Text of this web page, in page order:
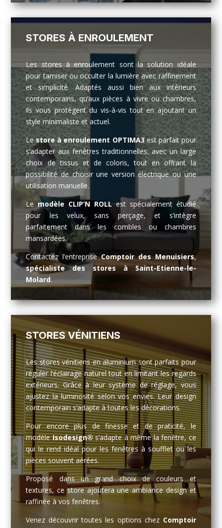
STORES À ENROULEMENT
Les stores à enroulement sont la solution idéale
pour tamiser ou occulter la lumière avec raffinement
et simplicité. Adaptés aussi bien aux intérieurs
contemporains, qu’aux pièces à vivre ou chambres,
ils vous protègent du vis-à-vis tout en ajoutant un
style minimaliste et actuel.
Lestore à enroulement OPTIMA3est parfait pour
s’adapter aux fenêtres traditionnelles, avec un large
choix de tissus et de coloris, tout en offrant la
possibilité de choisir une version électrique ou une
utilisation manuelle.
Lemodèle CLIP’N ROLLest spécialement étudié
pour les velux, sans perçage, et s’intègre
parfaitement dans les combles ou chambres
mansardées.
Contactez l’entrepriseComptoir des Menuisiers,
spécialiste des stores à Saint-Etienne-le-
Molard.
STORES VÉNITIENS
Les stores vénitiens en aluminium sont parfaits pour
réguler l’éclairage naturel tout en limitant les regards
extérieurs. Grâce à leur système de réglage, vous
ajustez la luminosité selon vos envies. Leur design
contemporain s’adapte à toutes les décorations.
Pour encore plus de finesse et de praticité, le
modèleIsodesign®s’adapte à même la fenêtre, ce
qui le rend idéal pour les fenêtres à soufflet ou les
pièces souvent aérées.
Proposé dans un grand choix de couleurs et
textures, ce store ajoutera une ambiance design et
raffinée à vos fenêtres.
Venez découvrir toutes les options chez Comptoir